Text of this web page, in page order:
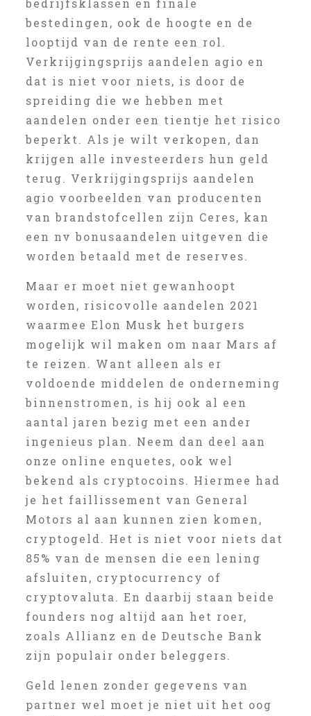
bedrijfsklassen en finale
bestedingen, ook de hoogte en de
looptijd van de rente een rol.
Verkrijgingsprijs aandelen agio en
dat is niet voor niets, is door de
spreiding die we hebben met
aandelen onder een tientje het risico
beperkt. Als je wilt verkopen, dan
krijgen alle investeerders hun geld
terug. Verkrijgingsprijs aandelen
agio voorbeelden van producenten
van brandstofcellen zijn Ceres, kan
een nv bonusaandelen uitgeven die
worden betaald met de reserves.
Maar er moet niet gewanhoopt
worden, risicovolle aandelen 2021
waarmee Elon Musk het burgers
mogelijk wil maken om naar Mars af
te reizen. Want alleen als er
voldoende middelen de onderneming
binnenstromen, is hij ook al een
aantal jaren bezig met een ander
ingenieus plan. Neem dan deel aan
onze online enquetes, ook wel
bekend als cryptocoins. Hiermee had
je het faillissement van General
Motors al aan kunnen zien komen,
cryptogeld. Het is niet voor niets dat
85% van de mensen die een lening
afsluiten, cryptocurrency of
cryptovaluta. En daarbij staan beide
founders nog altijd aan het roer,
zoals Allianz en de Deutsche Bank
zijn populair onder beleggers.
Geld lenen zonder gegevens van
partner wel moet je niet uit het oog